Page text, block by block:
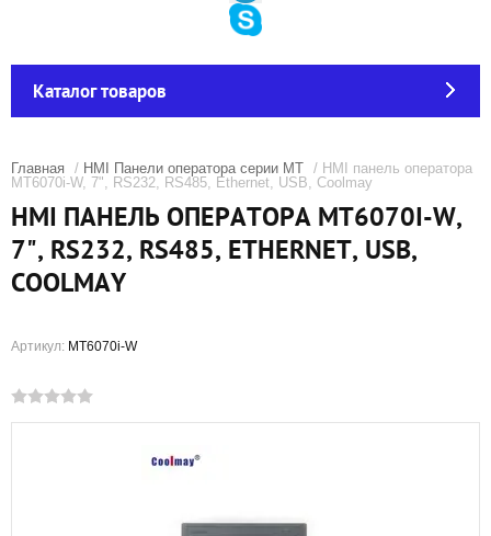
Каталог товаров
Главная / HMI Панели оператора серии MT / HMI панель оператора
MT6070i-W, 7", RS232, RS485, Ethernet, USB, Coolmay
HMI ПАНЕЛЬ ОПЕРАТОРА MT6070I-W,
7", RS232, RS485, ETHERNET, USB,
COOLMAY
Артикул: MT6070i-W